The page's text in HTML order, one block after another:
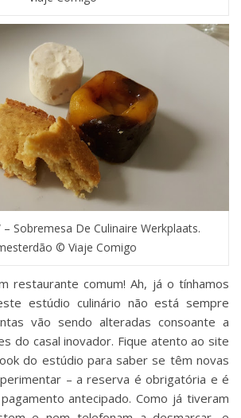
– Sobremesa De Culinaire Werkplaats.
© Viaje Comigo
restaurante comum! Ah, já o tínhamos
estúdio culinário não está sempre
vão sendo alteradas consoante a
do casal inovador. Fique atento ao site
do estúdio para saber se têm novas
– a reserva é obrigatória e é
antecipado. Como já tiveram